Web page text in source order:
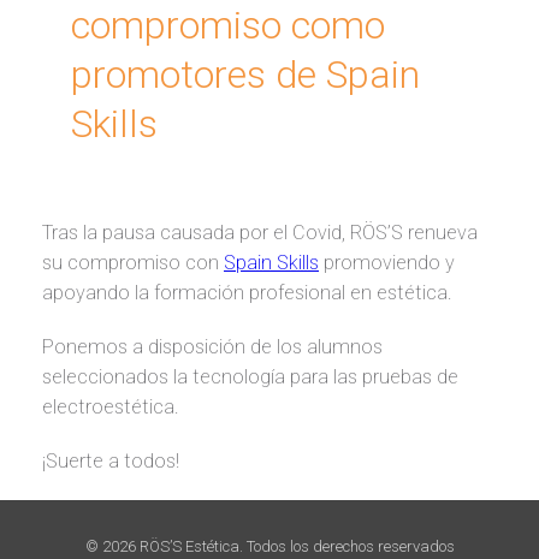
compromiso como
promotores de Spain
Skills
Tras la pausa causada por el Covid, RÖS’S renueva
su compromiso con Spain Skills promoviendo y
apoyando la formación profesional en estética.
Ponemos a disposición de los alumnos
seleccionados la tecnología para las pruebas de
electroestética.
¡Suerte a todos!
© 2026 RÖS’S Estética. Todos los derechos reservados